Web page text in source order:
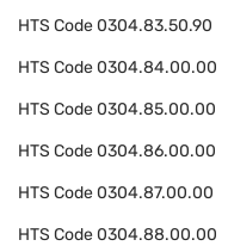
HTS Code0304.83.50.90
HTS Code0304.84.00.00
HTS Code0304.85.00.00
HTS Code0304.86.00.00
HTS Code0304.87.00.00
HTS Code0304.88.00.00